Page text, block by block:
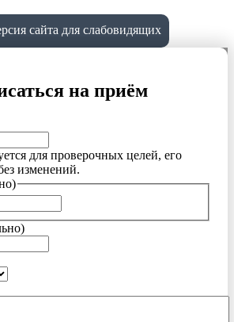
сайта для слабовидящих
на приём
для проверочных целей, его
изменений.